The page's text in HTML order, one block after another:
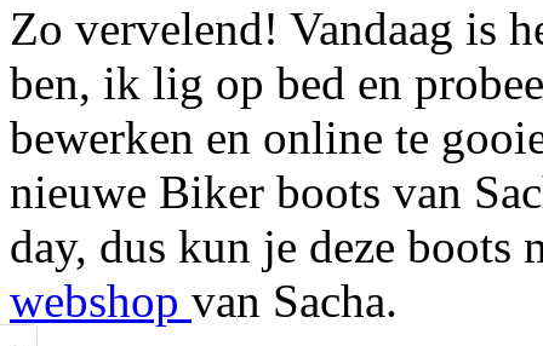
Zo vervelend! Vandaag is
ben, ik lig op bed en
bewerken en online te
nieuwe Biker boots van
day, dus kun je deze boots
webshop van Sacha.